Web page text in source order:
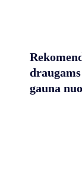
gauna